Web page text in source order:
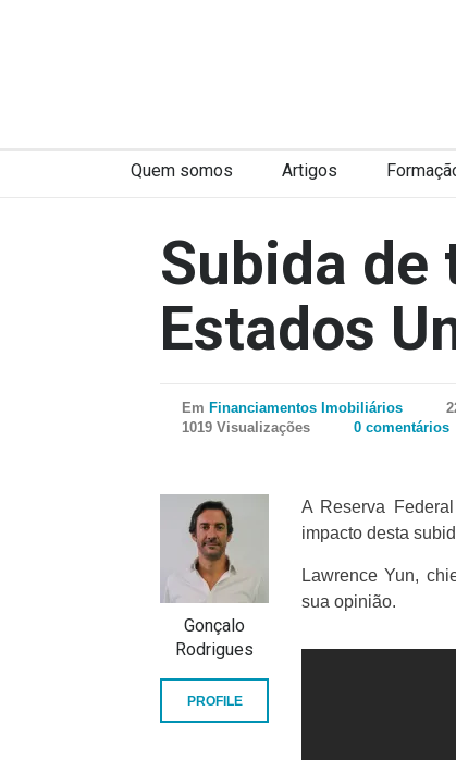
Quem somos Artigos
Subida de
Estados
Em Financiamentos Imobiliários
1019 Visualizações
0 comentários
A Reserva
impacto desta
Lawrence Yun,
sua opinião.
Gonçalo
Rodrigues
PROFILE